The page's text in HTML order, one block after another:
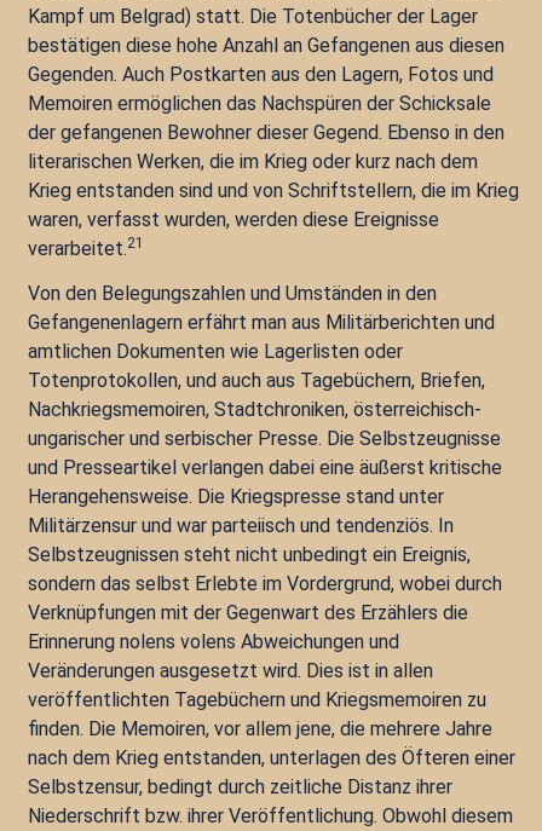
Kampf um Belgrad) statt. Die Totenbücher der Lager
bestätigen diese hohe Anzahl an Gefangenen aus diesen
Gegenden. Auch Postkarten aus den Lagern, Fotos und
Memoiren ermöglichen das Nachspüren der Schicksale
der gefangenen Bewohner dieser Gegend. Ebenso in den
literarischen Werken, die im Krieg oder kurz nach dem
Krieg entstanden sind und von Schriftstellern, die im Krieg
waren, verfasst wurden, werden diese Ereignisse
verarbeitet.21
Von den Belegungszahlen und Umständen in den
Gefangenenlagern erfährt man aus Militärberichten und
amtlichen Dokumenten wie Lagerlisten oder
Totenprotokollen, und auch aus Tagebüchern, Briefen,
Nachkriegsmemoiren, Stadtchroniken, österreichisch-
ungarischer und serbischer Presse. Die Selbstzeugnisse
und Presseartikel verlangen dabei eine äußerst kritische
Herangehensweise. Die Kriegspresse stand unter
Militärzensur und war parteiisch und tendenziös. In
Selbstzeugnissen steht nicht unbedingt ein Ereignis,
sondern das selbst Erlebte im Vordergrund, wobei durch
Verknüpfungen mit der Gegenwart des Erzählers die
Erinnerung nolens volens Abweichungen und
Veränderungen ausgesetzt wird. Dies ist in allen
veröffentlichten Tagebüchern und Kriegsmemoiren zu
finden. Die Memoiren, vor allem jene, die mehrere Jahre
nach dem Krieg entstanden, unterlagen des Öfteren einer
Selbstzensur, bedingt durch zeitliche Distanz ihrer
Niederschrift bzw. ihrer Veröffentlichung. Obwohl diesem